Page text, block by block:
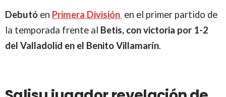
Debutó en Primera División en el primer partido de
la temporada frente al Betis, con victoria por 1-2
del Valladolid en el Benito Villamarín.